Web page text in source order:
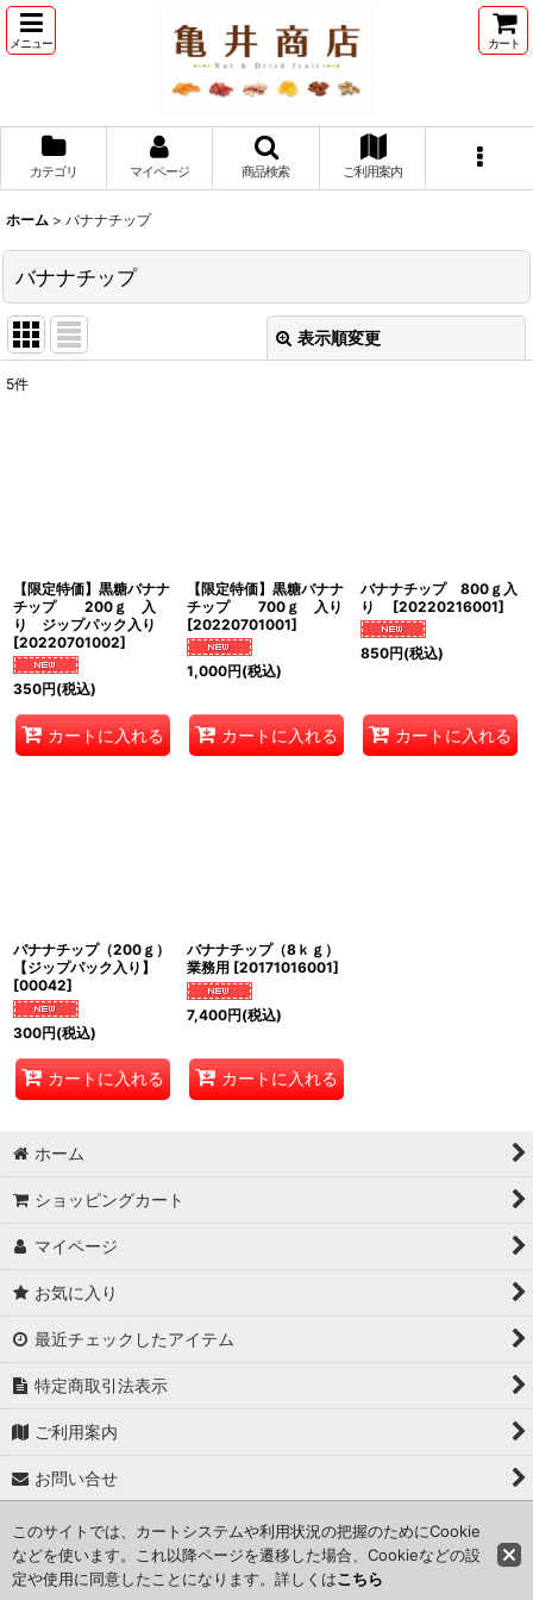
メニュー カート
カテゴリ マイページ 商品検索 ご利用案内
ホーム > バナナチップ
バナナチップ
表示順変更
5件
【限定特価】黒糖バナナ
チップ 200ｇ 入
り ジップパック入り
[20220701002]
350円(税込)
カートに入れる
【限定特価】黒糖バナナ
チップ 700ｇ 入り
[20220701001]
1,000円(税込)
カートに入れる
バナナチップ 800ｇ入
り
[20220216001]
850円(税込)
カートに入れる
バナナチップ（200ｇ）
【ジップパック入り】
[00042]
300円(税込)
カートに入れる
バナナチップ（8ｋｇ）
業務用 [20171016001]
7,400円(税込)
カートに入れる
ホーム
ショッピングカート
マイページ
お気に入り
最近チェックしたアイテム
特定商取引法表示
ご利用案内
お問い合せ
Copyright (C) 2024 kameisyouten. All Rights Reserved.
Powered byおちゃのこネット ネットショップ作成サービス
このサイトでは、カートシステムや利用状況の把握のためにCookie
などを使います。これ以降ページを遷移した場合、Cookieなどの設
定や使用に同意したことになります。詳しくはこちら